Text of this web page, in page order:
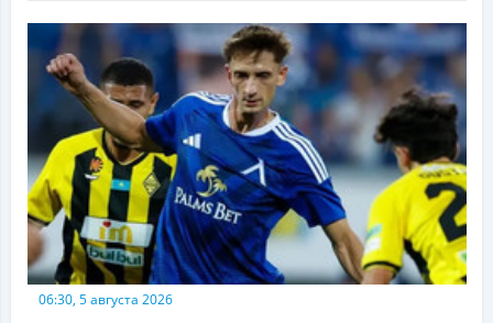
06:30, 5 августа 2026